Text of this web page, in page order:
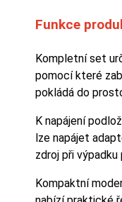
Funkce
Kompletní set
pomocí které
pokládá do
K napájení
lze napájet
zdroj při výpadku
Kompaktní